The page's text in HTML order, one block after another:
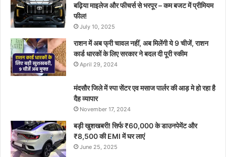
बढ़िया माइलेज और फीचर्स से भरपूर – कम बजट में प्रीमियम
फील!
July 10, 2025
राशन में अब फ्री चावल नहीं, अब मिलेंगी ये 9 चीजें, राशन
कार्ड धारकों के लिए सरकार ने बदल दी पूरी स्कीम
April 29, 2024
मंदसौर जिले में स्पा सेंटर एव मसाज पार्लर की आड़ मे हो रहा है
दैह व्यापार
November 17, 2024
बड़ी खुशखबरी! सिर्फ ₹60,000 के डाउनपेमेंट और
₹8,500 की EMI में घर लाएं
June 25, 2025